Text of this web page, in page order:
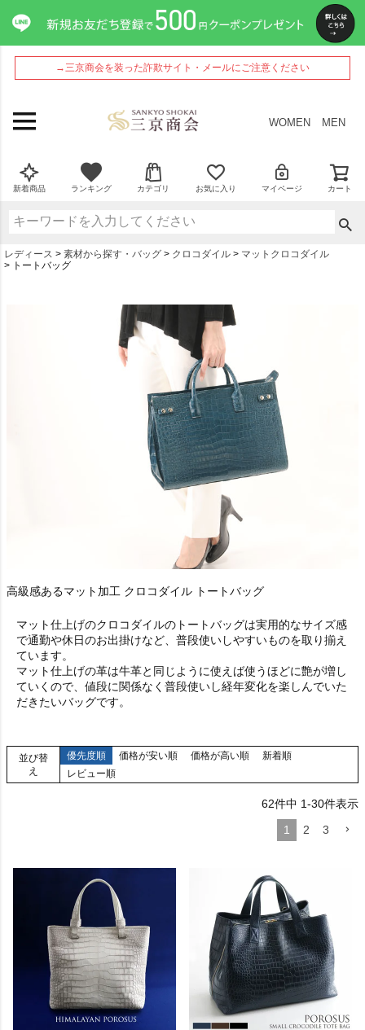
→三京商会を装った詐欺サイト・メールにご注意ください
WOMEN MEN
新着商品 ランキング カテゴリ お気に入り マイページ カート
レディース 素材から探す・バッグ クロコダイル
マットクロコダイル
トートバッグ
高級感あるマット加工 クロコダイル トートバッグ
マット仕上げのクロコダイルのトートバッグは実用的なサイズ感
で通勤や休日のお出掛けなど、普段使いしやすいものを取り揃え
ています。
マット仕上げの革は牛革と同じように使えば使うほどに艶が増し
ていくので、値段に関係なく普段使いし経年変化を楽しんでいた
だきたいバッグです。
並び替
え
優先度順 価格が安い順 価格が高い順
新着順
レビュー順
62件中 1-30件表示
1
2 3